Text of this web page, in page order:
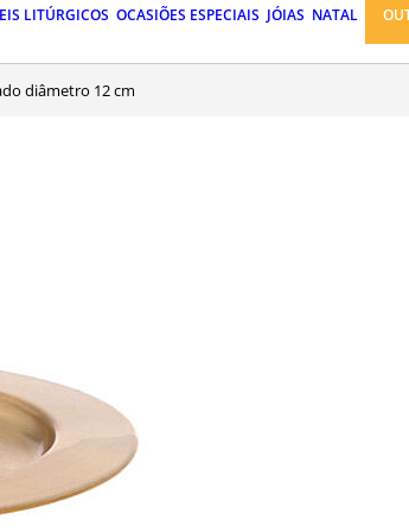
LITÚRGICOS OCASIÕES ESPECIAIS JÓIAS NATAL
diâmetro 12 cm